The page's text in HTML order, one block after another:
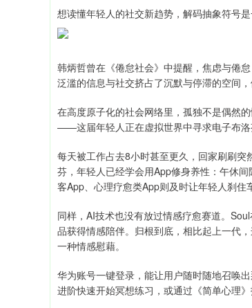
想读懂年轻人的社交新趋势，解码抽象符号是
韩炳哲曾在《倦怠社会》中提醒，焦虑与倦
泛滥的信息与社交挤占了沉默与停滞的空间
在高度原子化的社会网络里，孤独不是偶然
——这届年轻人正在虚拟世界中寻求电子布洛
每天被工作占去8小时甚至更久，回家刷刷
芬，年轻人已经学会用App修身养性：午休
客App、心理疗愈类App则及时让年轻人刹住
同样，AI技术也没有放过情感疗愈赛道。
品获得情感陪伴。归根到底，相比起上一代
一种情感慰藉。
华为账号一键登录，能让用户随时随地召唤
进阶快速开始冥想练习，或通过《简单心理